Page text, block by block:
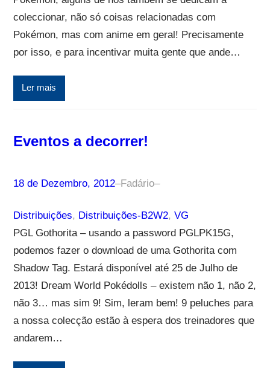
coleccionar, não só coisas relacionadas com
Pokémon, mas com anime em geral! Precisamente
por isso, e para incentivar muita gente que ande…
Ler mais
Eventos a decorrer!
18 de Dezembro, 2012–Fadário–
Distribuições, Distribuições-B2W2, VG
PGL Gothorita – usando a password PGLPK15G,
podemos fazer o download de uma Gothorita com
Shadow Tag. Estará disponível até 25 de Julho de
2013! Dream World Pokédolls – existem não 1, não 2,
não 3… mas sim 9! Sim, leram bem! 9 peluches para
a nossa colecção estão à espera dos treinadores que
andarem…